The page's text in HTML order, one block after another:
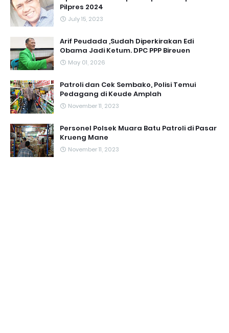
Pilpres 2024
July 15, 2023
Arif Peudada ,Sudah Diperkirakan Edi
Obama Jadi Ketum. DPC PPP Bireuen
May 01, 2026
Patroli dan Cek Sembako, Polisi Temui
Pedagang di Keude Amplah
November 11, 2023
Personel Polsek Muara Batu Patroli di Pasar
Krueng Mane
November 11, 2023